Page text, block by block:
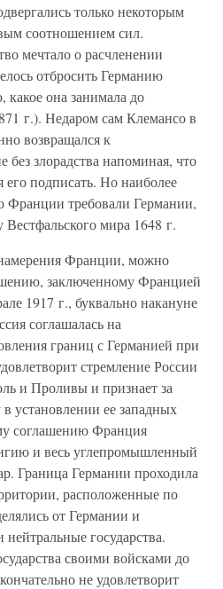
только некоторым
соотношением сил.
мечтало о расчленении
отбросить Германию
она занимала до
г.). Недаром сам Клемансо в
возвращался к
злорадства напоминая, что
его подписать. Но наиболее
Франции требовали Германии,
мира 1648 г.
Франции, можно
заключенному Францией
1917 г., буквально накануне
соглашалась на
границ с Германией при
стремление России
и Проливы и признает за
установлении ее западных
соглашению Франция
и весь углепромышленный
Граница Германии проходила
расположенные по
от Германии и
государства.
своими войсками до
не удовлетворит